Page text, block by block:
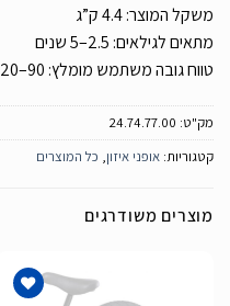
משקל המוצר: 4.4 ק”ג
מתאים לגילאים: 2.5–5 שנים
טווח גובה משתמש מומלץ: 90–120 ס”מ
מק"ט: 24.74.77.00
קטגוריות: אופני איזון, כל המוצרים
מוצרים משודרגים